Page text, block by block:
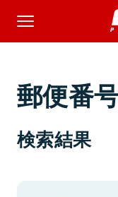
郵便番
検索結果